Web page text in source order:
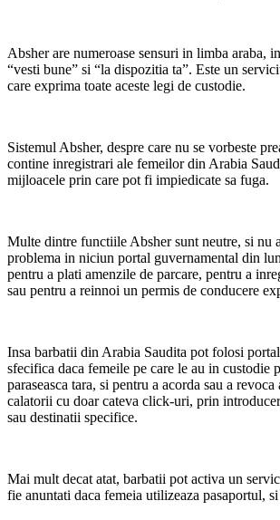
Absher are numeroase sensuri in limba araba,
“vesti bune” si “la dispozitia ta”. Este un
care exprima toate aceste legi de custodie.
Sistemul Absher, despre care nu se vorbeste
contine inregistrari ale femeilor din Arabia
mijloacele prin care pot fi impiedicate sa fuga.
Multe dintre functiile Absher sunt neutre, si nu
problema in niciun portal guvernamental din
pentru a plati amenzile de parcare, pentru a
sau pentru a reinnoi un permis de conducere
Insa barbatii din Arabia Saudita pot folosi
sfecifica daca femeile pe care le au in custodie
paraseasca tara, si pentru a acorda sau a revoca
calatorii cu doar cateva click-uri, prin
sau destinatii specifice.
Mai mult decat atat, barbatii pot activa un
fie anuntati daca femeia utilizeaza pasaportul,